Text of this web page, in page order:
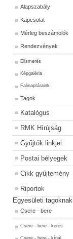
Alapszabály
Kapcsolat
Mérleg beszámolók
Rendezvények
Elismerés
Képgaléria
Falinaptáraink
Tagok
Katalógus
RMK Hírújság
Gyűjtők linkjei
Postai bélyegek
Cikk gyűjtemény
Riportok
Egyesületi tagoknak
Csere - bere
Csere - bere - keres